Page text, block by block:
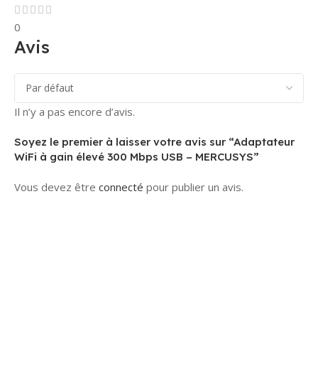
0
Avis
Il n’y a pas encore d’avis.
Soyez le premier à laisser votre avis sur “Adaptateur
WiFi à gain élevé 300 Mbps USB – MERCUSYS”
Vous devez être connecté pour publier un avis.